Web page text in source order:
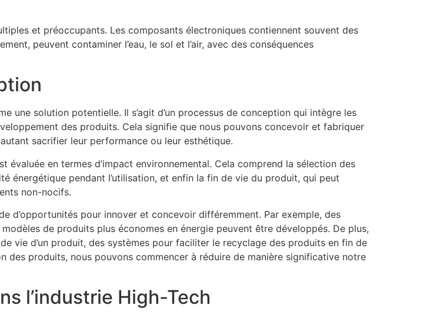
et préoccupants. Les composants électroniques contiennent souvent des
peuvent contaminer l’eau, le sol et l’air, avec des conséquences
une solution potentielle. Il s’agit d’un processus de conception qui intègre les
des produits. Cela signifie que nous pouvons concevoir et fabriquer
sacrifier leur performance ou leur esthétique.
évaluée en termes d’impact environnemental. Cela comprend la sélection des
énergétique pendant l’utilisation, et enfin la fin de vie du produit, qui peut
non-nocifs.
d’opportunités pour innover et concevoir différemment. Par exemple, des
de produits plus économes en énergie peuvent être développés. De plus,
vie d’un produit, des systèmes pour faciliter le recyclage des produits en fin de
produits, nous pouvons commencer à réduire de manière significative notre
l’industrie High-Tech